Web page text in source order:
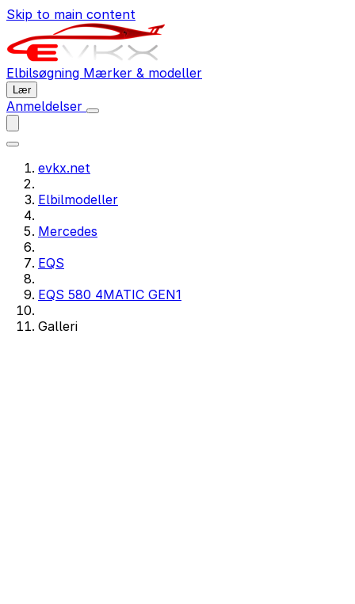
Skip to main content
Elbilsøgning Mærker & modeller
Lær
Anmeldelser
evkx.net
Elbilmodeller
Mercedes
EQS
EQS 580 4MATIC GEN1
Galleri